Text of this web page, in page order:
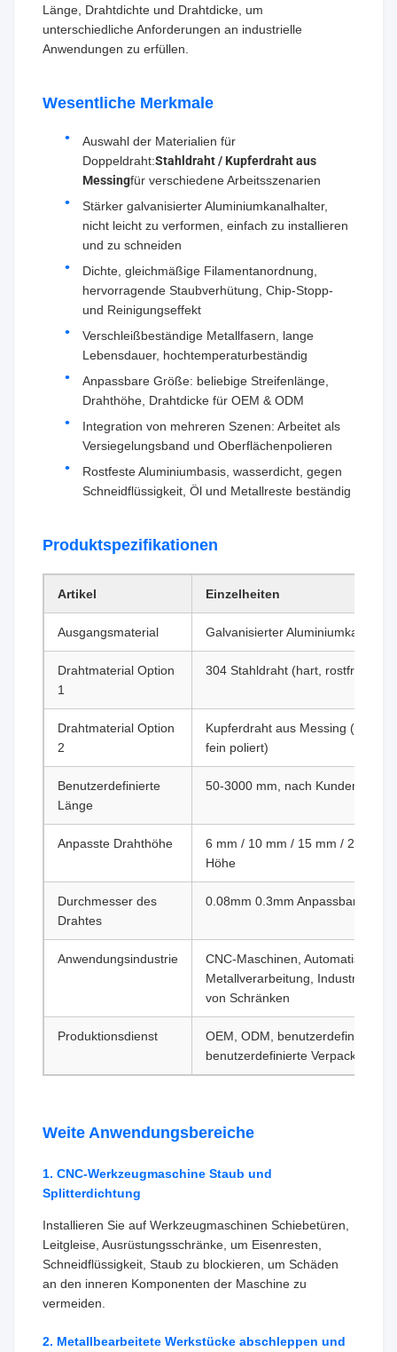
Länge, Drahtdichte und Drahtdicke, um
unterschiedliche Anforderungen an industrielle
Anwendungen zu erfüllen.
Wesentliche Merkmale
Auswahl der Materialien für
Doppeldraht:Stahldraht / Kupferdraht aus
Messingfür verschiedene Arbeitsszenarien
Stärker galvanisierter Aluminiumkanalhalter,
nicht leicht zu verformen, einfach zu installieren
und zu schneiden
Dichte, gleichmäßige Filamentanordnung,
hervorragende Staubverhütung, Chip-Stopp-
und Reinigungseffekt
Verschleißbeständige Metallfasern, lange
Lebensdauer, hochtemperaturbeständig
Anpassbare Größe: beliebige Streifenlänge,
Drahthöhe, Drahtdicke für OEM & ODM
Integration von mehreren Szenen: Arbeitet als
Versiegelungsband und Oberflächenpolieren
Rostfeste Aluminiumbasis, wasserdicht, gegen
Schneidflüssigkeit, Öl und Metallreste beständig
Produktspezifikationen
Artikel Einzelheiten
Ausgangsmaterial Galvanisierter Aluminiumkanal
Drahtmaterial Option
1
304 Stahldraht (hart, rostfrei,
Drahtmaterial Option
2
Kupferdraht aus Messing (weich,
fein poliert)
Benutzerdefinierte
Länge
50-3000 mm, nach
Anpasste Drahthöhe
6 mm / 10 mm / 15 mm / 20 mm /
Höhe
Durchmesser des
Drahtes
0.08mm 0.3mm Anpassbar
Anwendungsindustrie
CNC-Maschinen,
Metallverarbeitung, Industrietür,
von Schränken
Produktionsdienst
OEM, ODM, benutzerdefiniertes
benutzerdefinierte Verpackung
Weite Anwendungsbereiche
1. CNC-Werkzeugmaschine Staub und
Splitterdichtung
Installieren Sie auf Werkzeugmaschinen Schiebetüren,
Leitgleise, Ausrüstungsschränke, um Eisenresten,
Schneidflüssigkeit, Staub zu blockieren, um Schäden
an den inneren Komponenten der Maschine zu
vermeiden.
2. Metallbearbeitete Werkstücke abschleppen und